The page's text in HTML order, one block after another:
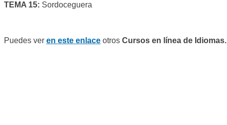
TEMA 15: Sordoceguera
Puedes ver en este enlace otros Cursos en línea de Idiomas.